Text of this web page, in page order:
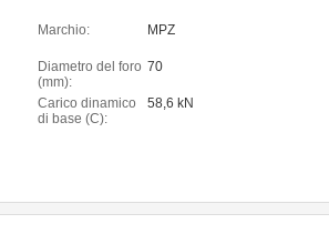
Marchio: MPZ
Diametro del foro
(mm):
70
Carico dinamico
di base (C):
58,6 kN